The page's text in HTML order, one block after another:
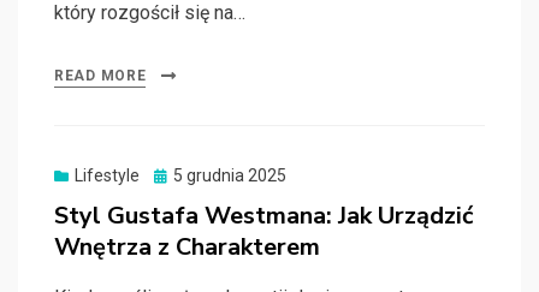
który rozgościł się na…
READ MORE
Lifestyle
Posted
5 grudnia 2025
Styl Gustafa Westmana: Jak Urządzić
Wnętrza z Charakterem